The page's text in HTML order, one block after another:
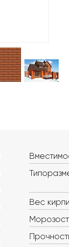
Вес